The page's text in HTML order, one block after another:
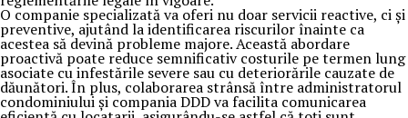
O companie specializată va oferi nu doar servicii reactive, ci și
preventive, ajutând la identificarea riscurilor înainte ca
acestea să devină probleme majore. Această abordare
proactivă poate reduce semnificativ costurile pe termen lung
asociate cu infestările severe sau cu deteriorările cauzate de
dăunători. În plus, colaborarea strânsă între administratorul
condominiului și compania DDD va facilita comunicarea